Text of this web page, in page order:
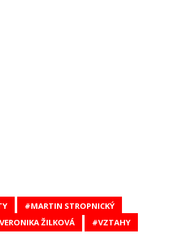
MARTIN STROPNICKÝ
VERONIKA ŽILKOVÁ VZTAHY